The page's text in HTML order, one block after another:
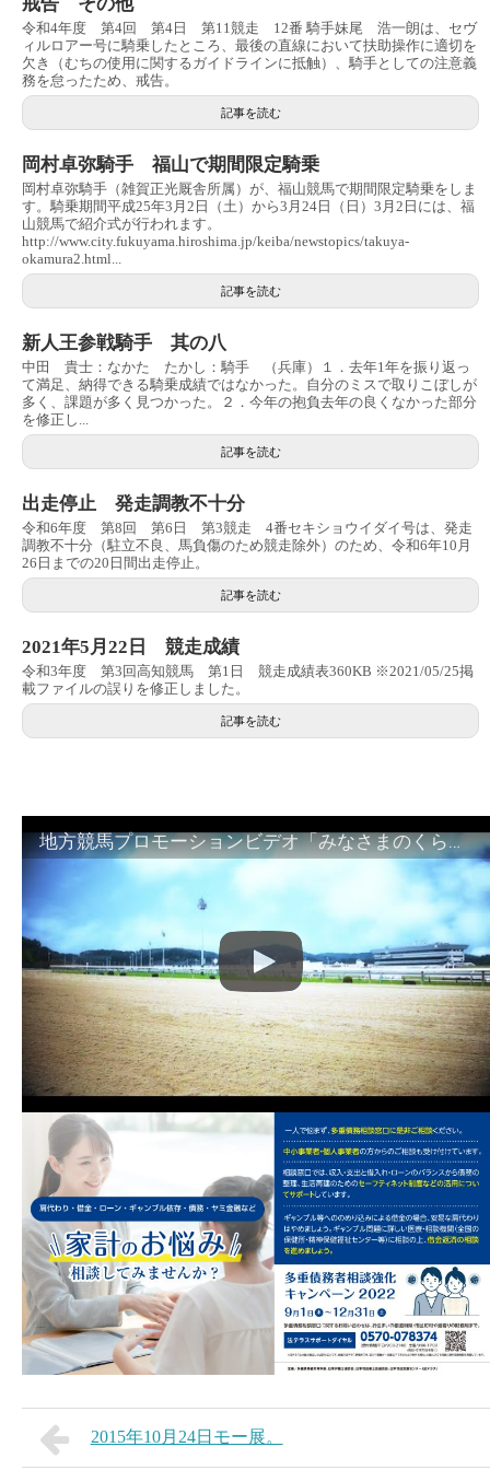
令和4年度 第4回 第4日 第11競走 12番 騎手妹尾 浩一朗は、セヴ
ィルロアー号に騎乗したところ、最後の直線において扶助操作に適切を
欠き（むちの使用に関するガイドラインに抵触）、騎手としての注意義
務を怠ったため、戒告。
記事を読む
岡村卓弥騎手 福山で期間限定騎乗
岡村卓弥騎手（雑賀正光厩舎所属）が、福山競馬で期間限定騎乗をしま
す。騎乗期間平成25年3月2日（土）から3月24日（日）3月2日には、福
山競馬で紹介式が行われます。
http://www.city.fukuyama.hiroshima.jp/keiba/newstopics/takuya-
okamura2.html...
記事を読む
新人王参戦騎手 其の八
中田 貴士：なかた たかし：騎手 （兵庫）１．去年1年を振り返っ
て満足、納得できる騎乗成績ではなかった。自分のミスで取りこぼしが
多く、課題が多く見つかった。２．今年の抱負去年の良くなかった部分
を修正し...
記事を読む
出走停止 発走調教不十分
令和6年度 第8回 第6日 第3競走 4番セキショウイダイ号は、発走
調教不十分（駐立不良、馬負傷のため競走除外）のため、令和6年10月
26日までの20日間出走停止。
記事を読む
2021年5月22日 競走成績
令和3年度 第3回高知競馬 第1日 競走成績表360KB ※2021/05/25掲
載ファイルの誤りを修正しました。
記事を読む
地方競馬プロモーションビデオ「みなさまのくらしのために」30秒篇｜NAR公式
2015年10月24日モー展。